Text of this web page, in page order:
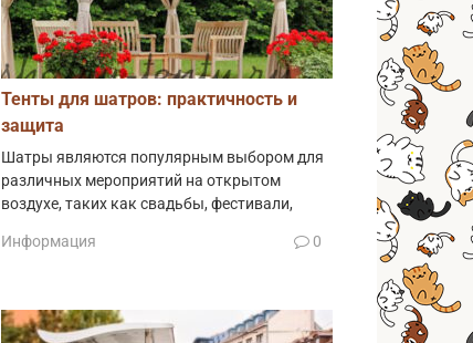
Тенты для шатров: практичность и
защита
Шатры являются популярным выбором для
различных мероприятий на открытом
воздухе, таких как свадьбы, фестивали,
Информация 0